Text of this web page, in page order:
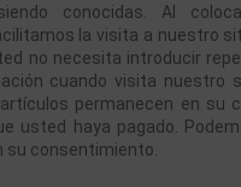
conocidas. Al
la visita a nuestro
no necesita introducir
cuando visita nuestro
permanecen en su
usted haya pagado.
su consentimiento.